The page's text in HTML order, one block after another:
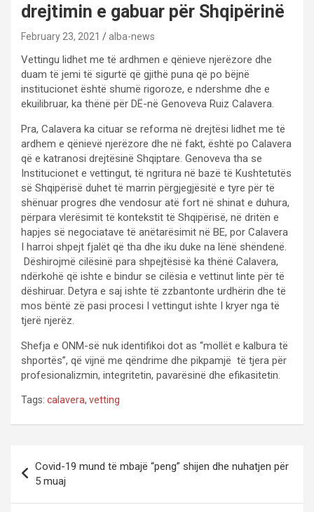
drejtimin e gabuar për Shqipërinë
February 23, 2021 alba-news
Vettingu lidhet me të ardhmen e qënieve njerëzore dhe
duam të jemi të sigurtë që gjithë puna që po bëjnë
institucionet është shumë rigoroze, e ndershme dhe e
ekuilibruar, ka thënë për DË-në Genoveva Ruiz Calavera.
Pra, Calavera ka cituar se reforma në drejtësi lidhet me të
ardhem e qënievë njerëzore dhe në fakt, është po Calavera
që e katranosi drejtësinë Shqiptare. Genoveva tha se
Institucionet e vettingut, të ngritura në bazë të Kushtetutës
së Shqipërisë duhet të marrin përgjegjësitë e tyre për të
shënuar progres dhe vendosur atë fort në shinat e duhura,
përpara vlerësimit të kontekstit të Shqipërisë, në dritën e
hapjes së negociatave të anëtarësimit në BE, por Calavera
I harroi shpejt fjalët që tha dhe iku duke na lënë shëndenë.
Dëshirojmë cilësinë para shpejtësisë ka thënë Calavera,
ndërkohë që ishte e bindur se cilësia e vettinut linte për të
dëshiruar. Detyra e saj ishte të zzbantonte urdhërin dhe të
mos bëntë zë pasi procesi I vettingut ishte I kryer nga të
tjerë njerëz.
Shefja e ONM-së nuk identifikoi dot as “mollët e kalbura të
shportës”, që vijnë me qëndrime dhe pikpamjë të tjera për
profesionalizmin, integritetin, pavarësinë dhe efikasitetin.
Tags: calavera, vetting
s
Covid-19 mund të mbajë “peng” shijen dhe nuhatjen për
5 muaj